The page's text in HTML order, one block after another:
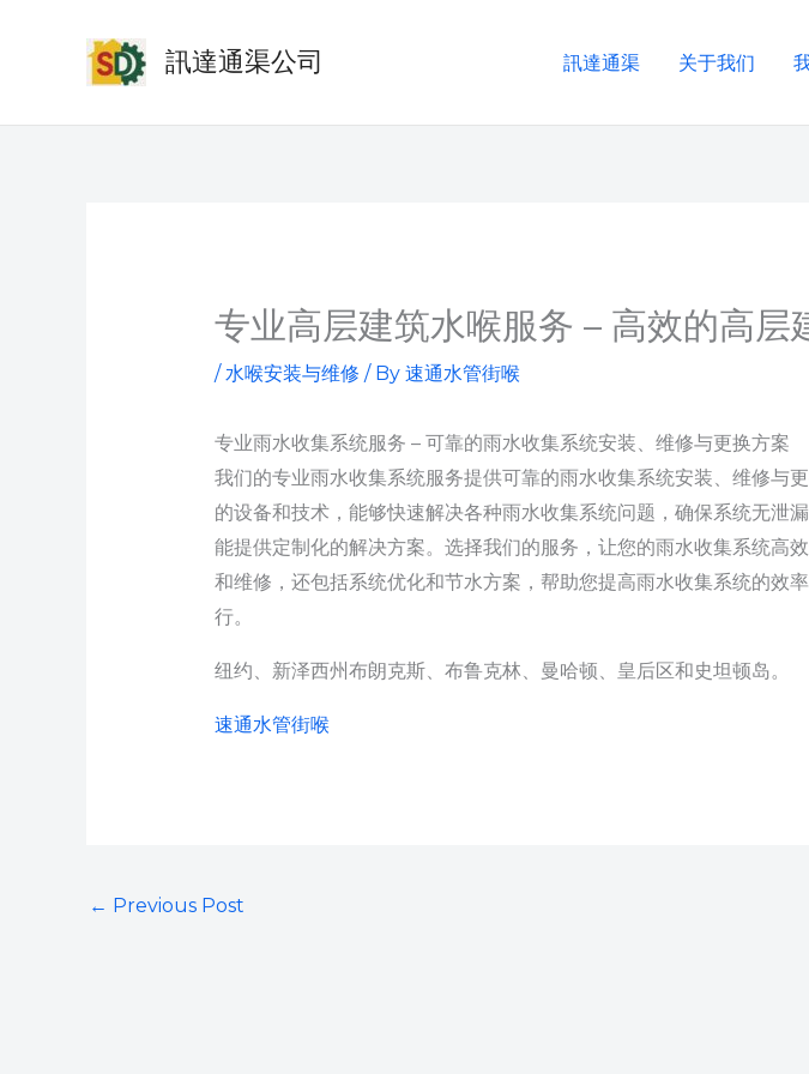
訊達通渠公司 訊達通渠 关于我们
专业高层建筑水喉服务 – 高效的高
/水喉安装与维修 / By 速通水管街喉
专业雨水收集系统服务 – 可靠的雨水收集系统安装、维修与更换方案
我们的专业雨水收集系统服务提供可靠的雨水收集系统安装、维修与
的设备和技术，能够快速解决各种雨水收集系统问题，确保系统无泄
能提供定制化的解决方案。选择我们的服务，让您的雨水收集系统高
和维修，还包括系统优化和节水方案，帮助您提高雨水收集系统的效
行。
纽约、新泽西州布朗克斯、布鲁克林、曼哈顿、皇后区和史坦顿岛。
速通水管街喉
← Previous Post